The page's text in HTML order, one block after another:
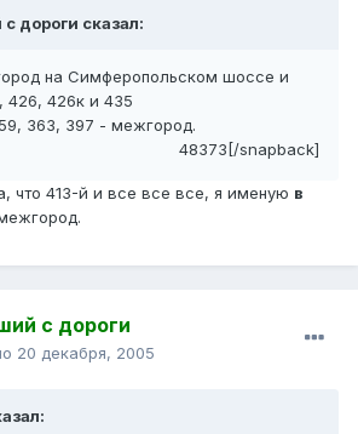
дороги сказал:
на Симферопольском шоссе и
426, 426к и 435
363, 397 - межгород.
48373[/snapback]
что 413-й и все все все, я именую в
с дороги
20 декабря, 2005